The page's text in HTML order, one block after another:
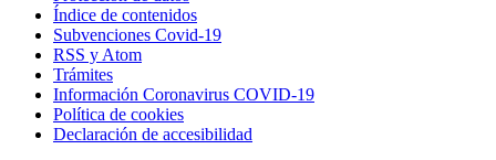
Índice de contenidos
Subvenciones Covid-19
RSS y Atom
Trámites
Información Coronavirus COVID-19
Política de cookies
Declaración de accesibilidad